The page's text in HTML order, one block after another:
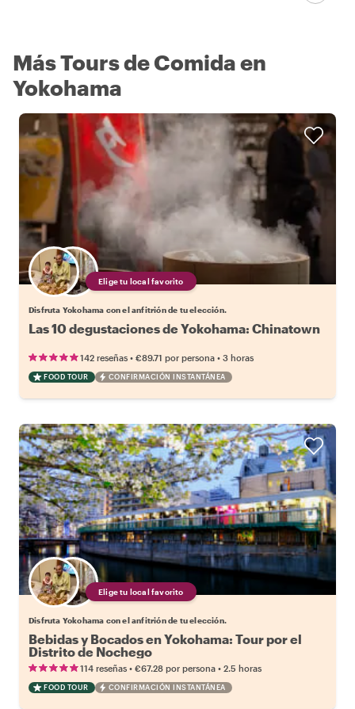
Más Tours de Comida en
Yokohama
Elige tu local favorito
Disfruta Yokohama con el anfitrión de tu elección.
Las 10 degustaciones de Yokohama: Chinatown
142 reseñas • €89.71 por persona • 3 horas
FOOD TOUR CONFIRMACIÓN INSTANTÁNEA
Elige tu local favorito
Disfruta Yokohama con el anfitrión de tu elección.
Bebidas y Bocados en Yokohama: Tour por el
Distrito de Nochego
114 reseñas • €67.28 por persona • 2.5 horas
FOOD TOUR CONFIRMACIÓN INSTANTÁNEA